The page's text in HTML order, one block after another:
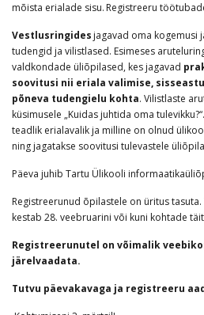
mõista erialade sisu. Registreeru
Vestlusringides jagavad oma kogemusi
tudengid ja vilistlased. Esimeses
valdkondade üliõpilased, kes jagavad
soovitusi nii eriala valimise,
põneva tudengielu kohta. Vilistlaste
küsimusele „Kuidas juhtida oma
teadlik erialavalik ja milline on olnud
ning jagatakse soovitusi tulevastele
Päeva juhib Tartu Ülikooli
Registreerunud õpilastele on üritus
kestab 28. veebruarini või kuni kohtade
Registreerunutel on võimalik
järelvaadata.
Tutvu päevakavaga ja registreeru